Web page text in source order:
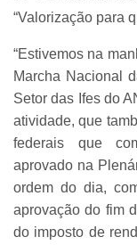
“Valorização para
“Estivemos na
Marcha Nacional
Setor das Ifes do
atividade, que
federais que
aprovado na
ordem do dia,
aprovação do fim
do imposto de